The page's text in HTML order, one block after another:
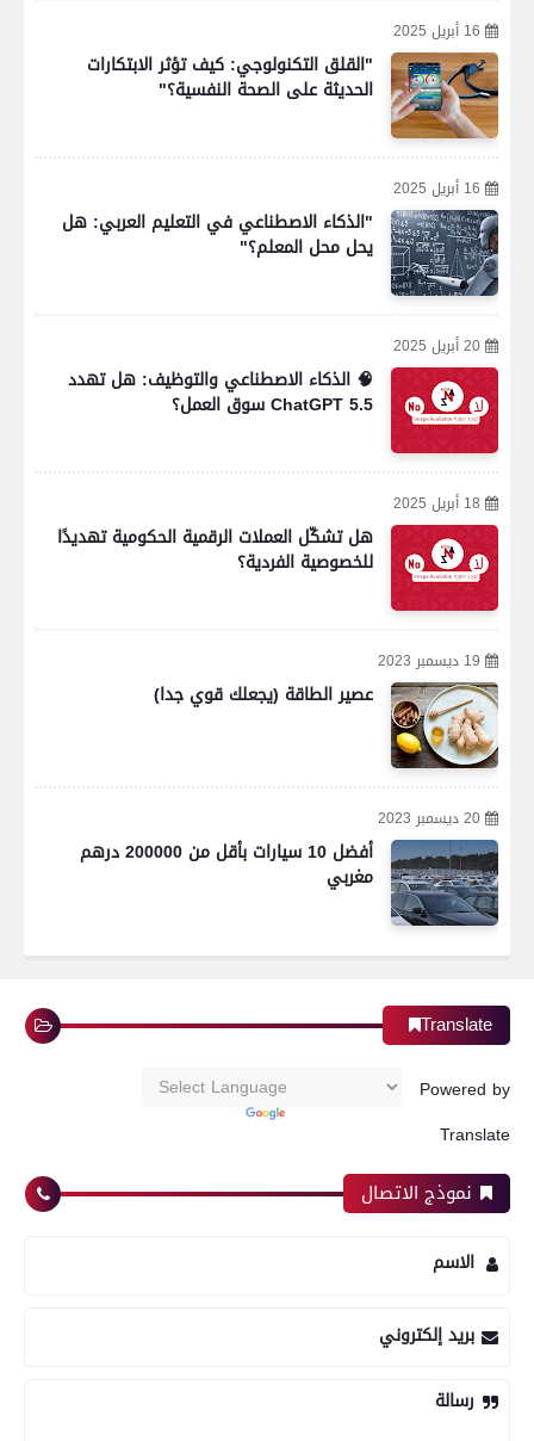
16 أبريل 2025
"القلق التكنولوجي: كيف تؤثر الابتكارات
الحديثة على الصحة النفسية؟"
16 أبريل 2025
"الذكاء الاصطناعي في التعليم العربي: هل
يحل محل المعلم؟"
20 أبريل 2025
🧠 الذكاء الاصطناعي والتوظيف: هل تهدد
ChatGPT 5.5 سوق العمل؟
18 أبريل 2025
هل تشكّل العملات الرقمية الحكومية تهديدًا
للخصوصية الفردية؟
19 ديسمبر 2023
عصير الطاقة (يجعلك قوي جدا)
20 ديسمبر 2023
أفضل 10 سيارات بأقل من 200000 درهم
مغربي
Translate
Powered by
Translate
نموذج الاتصال
الاسم
بريد إلكتروني
رسالة